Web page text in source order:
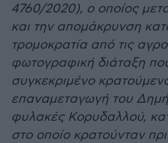
4760/2020), ο οποίος
και την απομάκρυνση
τρομοκρατία από τις
φωτογραφική διάταξη
συγκεκριμένο
επαναμεταγωγή του
φυλακές Κορυδαλλού,
στο οποίο κρατούνταν